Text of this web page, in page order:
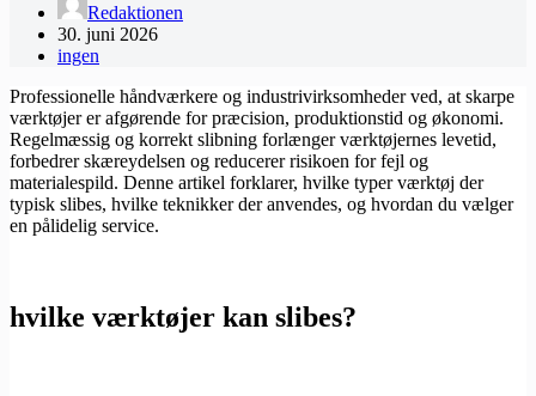
Redaktionen
30. juni 2026
ingen
Professionelle håndværkere og industrivirksomheder ved, at skarpe
værktøjer er afgørende for præcision, produktionstid og økonomi.
Regelmæssig og korrekt slibning forlænger værktøjernes levetid,
forbedrer skæreydelsen og reducerer risikoen for fejl og
materialespild. Denne artikel forklarer, hvilke typer værktøj der
typisk slibes, hvilke teknikker der anvendes, og hvordan du vælger
en pålidelig service.
hvilke værktøjer kan slibes?